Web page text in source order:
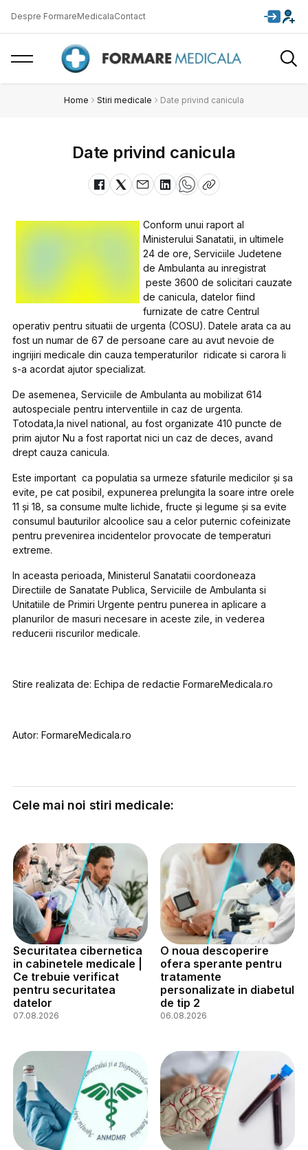
Despre FormareMedicalaContact
Home Stiri medicale Date privind canicula
Date privind canicula
Conform unui raport al
Ministerului Sanatatii, in ultimele
24 de ore, Serviciile Judetene
de Ambulanta au inregistrat
peste 3600 de solicitari cauzate
de canicula, datelor fiind
furnizate de catre Centrul
operativ pentru situatii de urgenta (COSU). Datele arata ca au
fost un numar de 67 de persoane care au avut nevoie de
ingrijiri medicale din cauza temperaturilor ridicate si carora li
s-a acordat ajutor specializat.
De asemenea, Serviciile de Ambulanta au mobilizat 614
autospeciale pentru interventiile in caz de urgenta.
Totodata,la nivel national, au fost organizate 410 puncte de
prim ajutor Nu a fost raportat nici un caz de deces, avand
drept cauza canicula.
Este important ca populatia sa urmeze sfaturile medicilor şi sa
evite, pe cat posibil, expunerea prelungita la soare intre orele
11 şi 18, sa consume multe lichide, fructe şi legume şi sa evite
consumul bauturilor alcoolice sau a celor puternic cofeinizate
pentru prevenirea incidentelor provocate de temperaturi
extreme.
In aceasta perioada, Ministerul Sanatatii coordoneaza
Directiile de Sanatate Publica, Serviciile de Ambulanta si
Unitatiile de Primiri Urgente pentru punerea in aplicare a
planurilor de masuri necesare in aceste zile, in vederea
reducerii riscurilor medicale.
Stire realizata de: Echipa de redactie FormareMedicala.ro
Autor: FormareMedicala.ro
Cele mai noi stiri medicale:
Securitatea cibernetica
in cabinetele medicale |
Ce trebuie verificat
pentru securitatea
datelor
07.08.2026
O noua descoperire
ofera sperante pentru
tratamente
personalizate in diabetul
de tip 2
06.08.2026